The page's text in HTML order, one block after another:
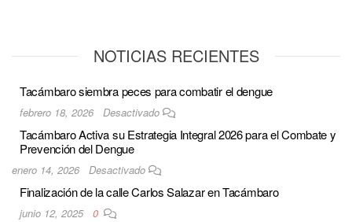
NOTICIAS RECIENTES
Tacámbaro siembra peces para combatir el dengue
febrero 18, 2026 Desactivado
Tacámbaro Activa su Estrategia Integral 2026 para el Combate y
Prevención del Dengue
enero 14, 2026 Desactivado
Finalización de la calle Carlos Salazar en Tacámbaro
junio 12, 2025 0